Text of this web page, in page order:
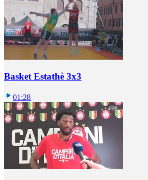
Basket Estathè 3x3
01:28